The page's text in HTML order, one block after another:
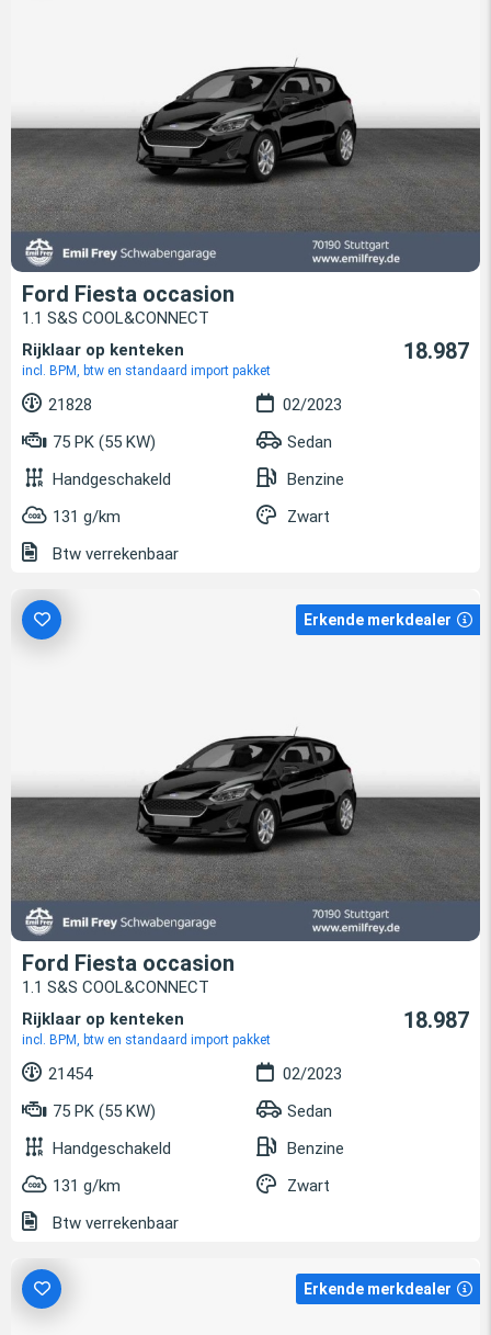
Ford Fiesta occasion
1.1 S&S COOL&CONNECT
Rijklaar op kenteken
incl. BPM, btw en standaard import pakket
18.987
21828
02/2023
75 PK (55 KW)
Sedan
Handgeschakeld
Benzine
131 g/km
Zwart
Btw verrekenbaar
Erkende merkdealer
Ford Fiesta occasion
1.1 S&S COOL&CONNECT
Rijklaar op kenteken
incl. BPM, btw en standaard import pakket
18.987
21454
02/2023
75 PK (55 KW)
Sedan
Handgeschakeld
Benzine
131 g/km
Zwart
Btw verrekenbaar
Erkende merkdealer